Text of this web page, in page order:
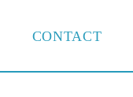
CONTACT